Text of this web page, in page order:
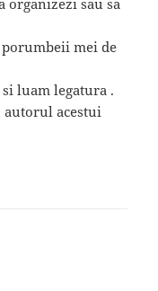
mei de
luam legatura .
autorul acestui